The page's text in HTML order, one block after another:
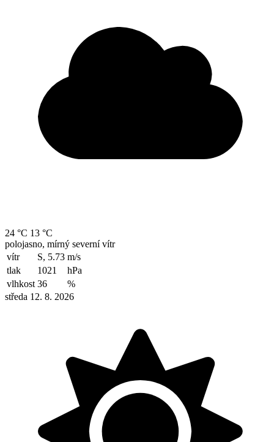
24 °C 13 °C
polojasno, mírný severní vítr
vítr
S, 5.73 m/s
tlak
1021
hPa
vlhkost 36
%
středa 12. 8. 2026